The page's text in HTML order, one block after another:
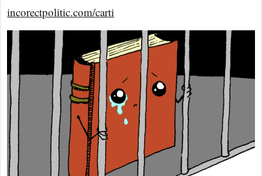
incorectpolitic.com/carti